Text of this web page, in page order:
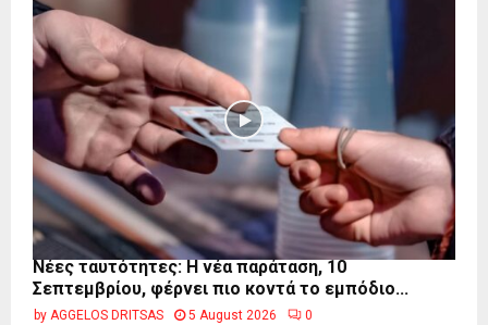
Νέες ταυτότητες: Η νέα παράταση, 10
Σεπτεμβρίου, φέρνει πιο κοντά το εμπόδιο...
by AGGELOS DRITSAS 5 August 2026 0